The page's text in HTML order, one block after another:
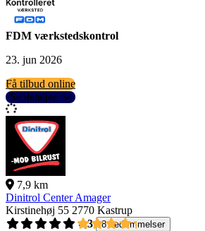
FDM værkstedskontrol
23. jun 2026
Få tilbud online
Se detaljer
7,9 km
Dinitrol Center Amager
Kirstinehøj 55 2770 Kastrup
4,3
8 bedømmelser